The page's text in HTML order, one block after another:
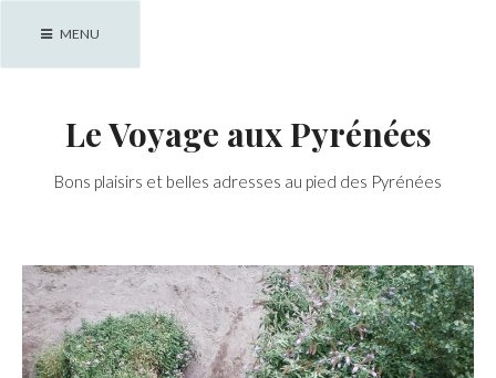
MENU
Le Voyage aux Pyrénées
Bons plaisirs et belles adresses au pied des Pyrénées